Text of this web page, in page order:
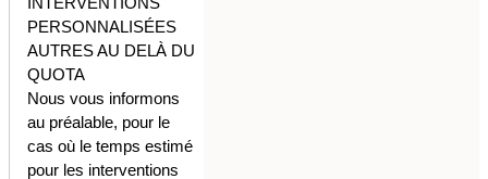
PERSONNALISÉES
AUTRES AU DELÀ DU
QUOTA
Nous vous informons
au préalable, pour le
cas où le temps estimé
pour les interventions